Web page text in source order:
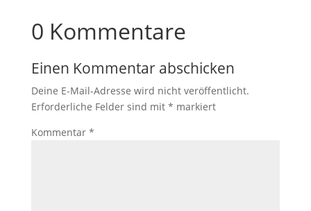
0 Kommentare
Einen Kommentar abschicken
Deine E-Mail-Adresse wird nicht veröffentlicht.
Erforderliche Felder sind mit * markiert
Kommentar *